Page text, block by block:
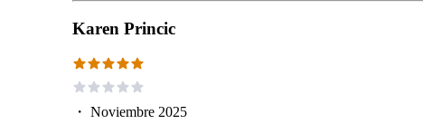
Karen Princic
・ Noviembre 2025